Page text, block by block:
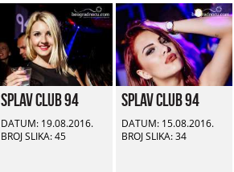
Splav Club 94
DATUM: 19.08.2016.
BROJ SLIKA: 45
Splav Club 94
DATUM: 15.08.2016.
BROJ SLIKA: 34